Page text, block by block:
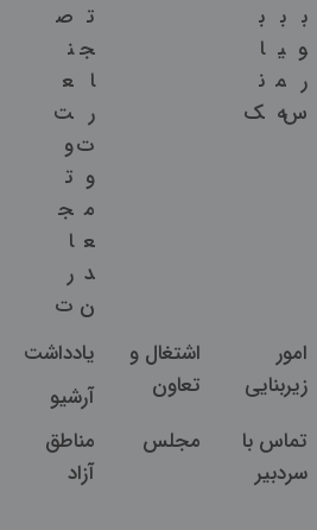
ب
و
ر
س
ب
ی
م
ه
ب
ا
ن
ک
ت
ج
ا
ر
ت
و
م
ع
د
ن
ص
ن
ع
ت
و
ت
ج
ا
ر
ت
امور
زیربنایی
اشتغال و
تعاون
یادداشت
آرشیو
تماس با
سردبیر
مجلس
مناطق
آزاد